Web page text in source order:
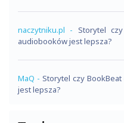
naczytniku.pl - Storytel
audiobooków jest lepsza?
MaQ - Storytel czy
jest lepsza?